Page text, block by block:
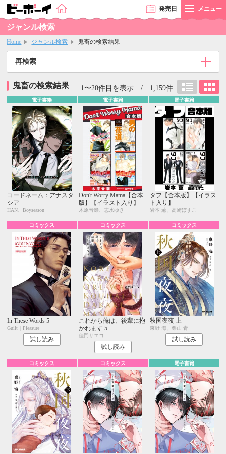
発売日 メニュー
ジャンル検索
Home ジャンル検索 鬼畜の検索結果
再検索
鬼畜の検索結果 1〜20件目を表示 / 1,159件
電子書籍
コードネーム：アナスタ
シア
HAN、Boyseason
電子書籍
Don't Worry Mama【合本
版】【イラスト入り】
木原音瀬、志水ゆき
電子書籍
タフ【合本版】【イラス
ト入り】
岩本 薫、高崎ぼすこ
コミックス
In These Words 5
Guilt｜Pleasure
試し読み
コミックス
これから俺は、後輩に抱
かれます 5
佳門サエコ
試し読み
コミックス
秋国夜夜 上
東野 海、栗山 青
試し読み
コミックス コミックス 電子書籍